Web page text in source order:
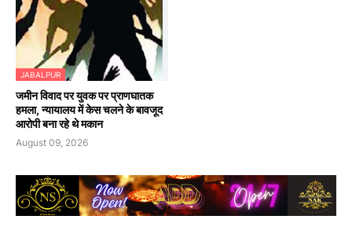
JABALPUR
जमीन विवाद पर युवक पर प्राणघातक
हमला, न्यायालय में केस चलने के बावजूद
आरोपी बना रहे थे मकान
August 09, 2026